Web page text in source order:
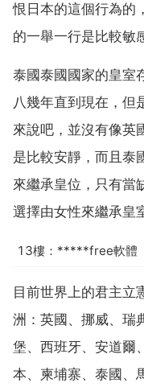
恨日本的這個行為的
的一舉一行是比較敏
泰國泰國國家的皇室
八幾年直到現在，但
來說吧，並沒有像英
是比較安靜，而且泰
來繼承皇位，只有當
選擇由女性來繼承皇
13樓：*****free軟體
目前世界上的君主立
洲：英國、挪威、瑞
堡、西班牙、安道爾
本、柬埔寨、泰國、